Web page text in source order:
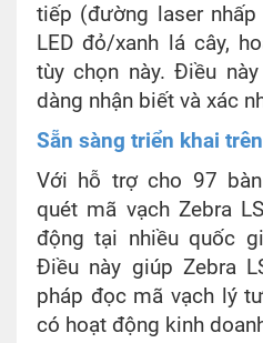
tiếp (đường laser
LED đỏ/xanh lá cây,
tùy chọn này. Điều
dàng nhận biết và xác
Sẵn sàng triển khai
Với hỗ trợ cho 97
quét mã vạch Zebra
động tại nhiều quốc
Điều này giúp Zebra
pháp đọc mã vạch lý
có hoạt động kinh